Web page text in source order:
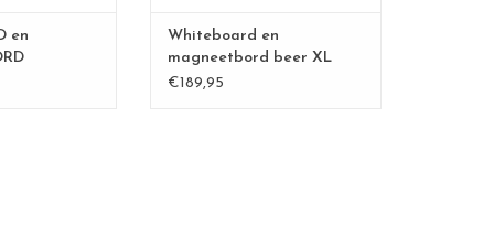
samen
WINKELWAGEN
en
XL
Whiteboard en
magneetbord beer XL
€189,95